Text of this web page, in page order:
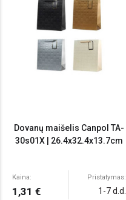
Dovanų maišelis Canpol TA-
30s01X | 26.4x32.4x13.7cm
Kaina:
1,31 €
Pristatymas:
1-7 d.d.